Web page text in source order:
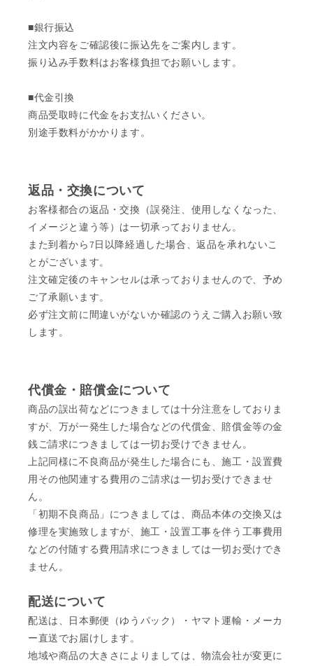
■銀行振込
注文内容をご確認後に振込先をご案内します。
振り込み手数料はお客様負担でお願いします。
■代金引換
商品受取時に代金をお支払いください。
別途手数料がかかります。
返品・交換について
お客様都合の返品・交換（誤発注、使用しなくなった、
イメージと違う等）は一切承っておりません。
また到着から7日以降経過した場合、返品を承れないこ
とがございます。
注文確定後のキャンセルは承っておりませんので、予め
ご了承願います。
必ず注文前に間違いがないか確認のうえご購入お願い致
します。
代償金・賠償金について
商品の誤出荷などにつきましては十分注意をしておりま
すが、万が一発生した場合などの代償金、賠償金等の金
銭ご請求につきましては一切お受けできません。
上記同様に不良商品が発生した場合にも、施工・設置費
用その他関連する費用のご請求は一切お受けできませ
ん。
「初期不良商品」につきましては、商品本体の交換又は
修理を実施致しますが、施工・設置工事を伴う工事費用
などの付随する費用請求につきましては一切お受けでき
ません。
配送について
配送は、日本郵便（ゆうパック）・ヤマト運輸・メーカ
ー直送でお届けします。
地域や商品の大きさによりましては、物流会社が変更に